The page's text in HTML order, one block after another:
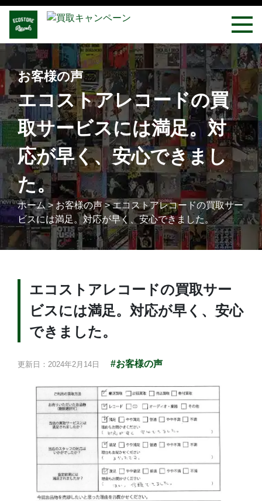
お客様の声
エコストアレコードの買
取サービスには満足。対
応が早く、安心できまし
た。
ホーム>お客様の声>エコストアレコードの買取サー
ビスには満足。対応が早く、安心できました。
エコストアレコードの買取サー
ビスには満足。対応が早く、安心
できました。
更新日：2024年2月14日 #お客様の声